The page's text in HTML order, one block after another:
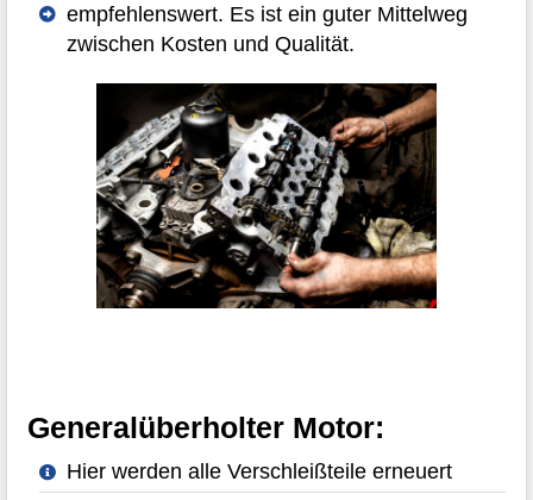
empfehlenswert. Es ist ein guter Mittelweg
zwischen Kosten und Qualität.
Generalüberholter Motor:
Hier werden alle Verschleißteile erneuert